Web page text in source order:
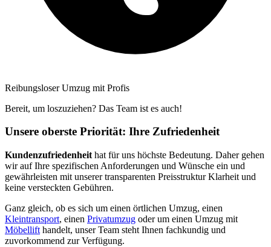
Reibungsloser Umzug mit Profis
Bereit, um loszuziehen? Das Team ist es auch!
Unsere oberste Priorität: Ihre Zufriedenheit
Kundenzufriedenheit hat für uns höchste Bedeutung. Daher gehen
wir auf Ihre spezifischen Anforderungen und Wünsche ein und
gewährleisten mit unserer transparenten Preisstruktur Klarheit und
keine versteckten Gebühren.
Ganz gleich, ob es sich um einen örtlichen Umzug, einen
Kleintransport, einen Privatumzug oder um einen Umzug mit
Möbellift handelt, unser Team steht Ihnen fachkundig und
zuvorkommend zur Verfügung.